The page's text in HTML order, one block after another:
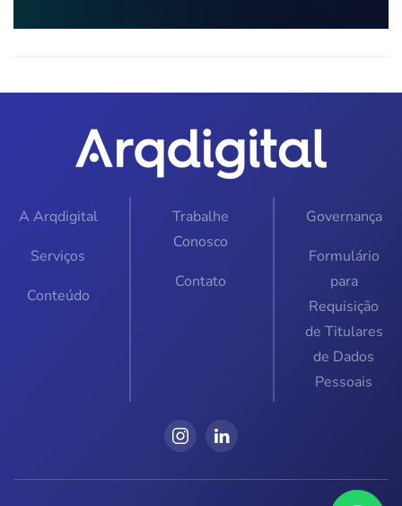
A Arqdigital
Serviços
Conteúdo
Trabalhe
Conosco
Contato
Governança
Formulário
para
Requisição
de Titulares
de Dados
Pessoais